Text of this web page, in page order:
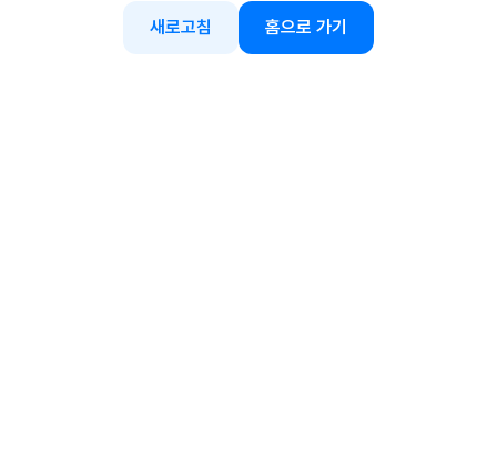
새로고침 홈으로 가기